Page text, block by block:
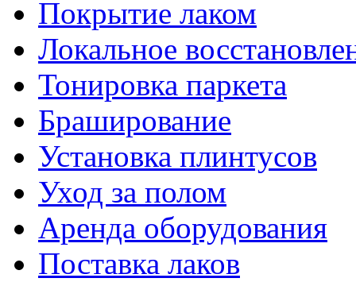
Покрытие лаком
Локальное
Тонировка паркета
Браширование
Установка плинтусов
Уход за полом
Аренда оборудования
Поставка лаков